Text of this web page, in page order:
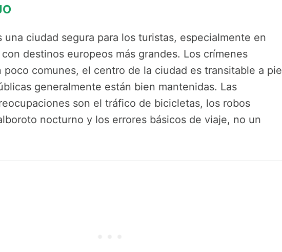
una ciudad segura para los turistas, especialmente en
destinos europeos más grandes. Los crímenes
poco comunes, el centro de la ciudad es transitable a pie
generalmente están bien mantenidas. Las
son el tráfico de bicicletas, los robos
nocturno y los errores básicos de viaje, no un